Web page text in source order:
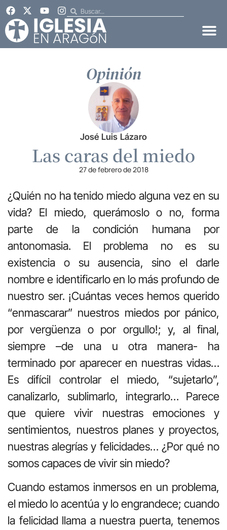
Opinión
José Luis Lázaro
Las caras del miedo
27 de febrero de 2018
¿Quién no ha tenido miedo alguna vez en su
vida? El miedo, querámoslo o no, forma
parte de la condición humana por
antonomasia. El problema no es su
existencia o su ausencia, sino el darle
nombre e identificarlo en lo más profundo de
nuestro ser. ¡Cuántas veces hemos querido
“enmascarar” nuestros miedos por pánico,
por vergüenza o por orgullo!; y, al final,
siempre –de una u otra manera- ha
terminado por aparecer en nuestras vidas…
Es difícil controlar el miedo, “sujetarlo”,
canalizarlo, sublimarlo, integrarlo… Parece
que quiere vivir nuestras emociones y
sentimientos, nuestros planes y proyectos,
nuestras alegrías y felicidades… ¿Por qué no
somos capaces de vivir sin miedo?
Cuando estamos inmersos en un problema,
el miedo lo acentúa y lo engrandece; cuando
la felicidad llama a nuestra puerta, tenemos